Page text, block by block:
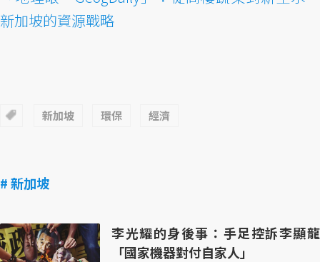
新加坡的資源戰略
新加坡 環保 經濟
# 新加坡
李光耀的身後事：手足控訴李顯龍
「國家機器對付自家人」